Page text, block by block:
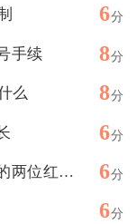
6分
手续 8分
么 8分
6分
少年三国志如何搭配魏阵容中的两位红将才能发挥最大优势 6分
6分